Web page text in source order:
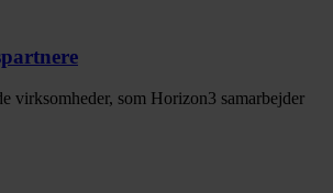
virksomheder, som Horizon3 samarbejder